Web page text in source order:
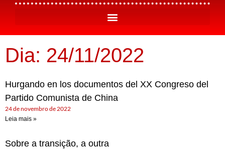
Dia: 24/11/2022
Hurgando en los documentos del XX Congreso del
Partido Comunista de China
24 de novembro de 2022
Leia mais »
Sobre a transição, a outra